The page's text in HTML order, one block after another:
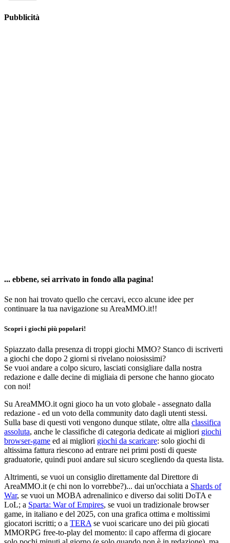
Pubblicità
... ebbene, sei arrivato in fondo alla pagina!
Se non hai trovato quello che cercavi, ecco alcune idee per
continuare la tua navigazione su AreaMMO.it!!
Scopri i giochi più popolari!
Spiazzato dalla presenza di troppi giochi MMO? Stanco di iscriverti
a giochi che dopo 2 giorni si rivelano noiosissimi?
Se vuoi andare a colpo sicuro, lasciati consigliare dalla nostra
redazione e dalle decine di migliaia di persone che hanno giocato
con noi!
Su AreaMMO.it ogni gioco ha un voto globale - assegnato dalla
redazione - ed un voto della community dato dagli utenti stessi.
Sulla base di questi voti vengono dunque stilate, oltre alla classifica
assoluta, anche le classifiche di categoria dedicate ai migliori giochi
browser-game ed ai migliori giochi da scaricare: solo giochi di
altissima fattura riescono ad entrare nei primi posti di queste
graduatorie, quindi puoi andare sul sicuro scegliendo da questa lista.
Altrimenti, se vuoi un consiglio direttamente dal Direttore di
AreaMMO.it (e chi non lo vorrebbe?)... dai un'occhiata a Shards of
War, se vuoi un MOBA adrenalinico e diverso dai soliti DoTA e
LoL; a Sparta: War of Empires, se vuoi un tradizionale browser
game, in italiano e del 2025, con una grafica ottima e moltissimi
giocatori iscritti; o a TERA se vuoi scaricare uno dei più giocati
MMORPG free-to-play del momento: il capo afferma di giocare